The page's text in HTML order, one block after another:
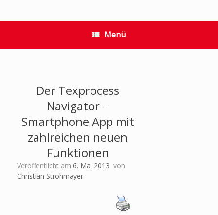
Menü
Der Texprocess
Navigator –
Smartphone App mit
zahlreichen neuen
Funktionen
Veröffentlicht am 6. Mai 2013 von
Christian Strohmayer